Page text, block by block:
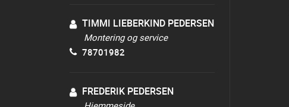
TIMMI LIEBERKIND PEDERSEN
Montering og service
78701982
FREDERIK PEDERSEN